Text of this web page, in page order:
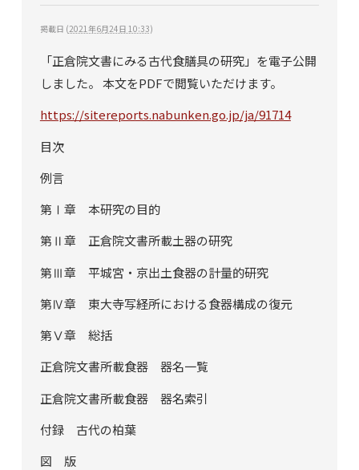
掲載日 (2021年6月24日 10:33)
「正倉院文書にみる古代食膳具の研究」を電子公開
しました。 本文をPDFで閲覧いただけます。
https://sitereports.nabunken.go.jp/ja/91714
目次
例言
第Ⅰ章 本研究の目的
第Ⅱ章 正倉院文書所載土器の研究
第Ⅲ章 平城宮・京出土食器の計量的研究
第Ⅳ章 東大寺写経所における食器構成の復元
第Ⅴ章 総括
正倉院文書所載食器 器名一覧
正倉院文書所載食器 器名索引
付録 古代の柏葉
図 版